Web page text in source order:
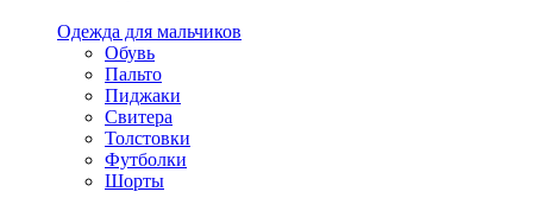
Одежда для мальчиков
Обувь
Пальто
Пиджаки
Свитера
Толстовки
Футболки
Шорты